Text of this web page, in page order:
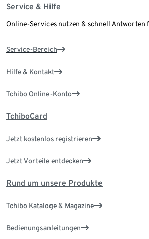
Service & Hilfe
Online-Services nutzen & schnell Antworten
Service-Bereich
Hilfe & Kontakt
Tchibo Online-Konto
TchiboCard
Jetzt kostenlos registrieren
Jetzt Vorteile entdecken
Rund um unsere Produkte
Tchibo Kataloge & Magazine
Bedienungsanleitungen